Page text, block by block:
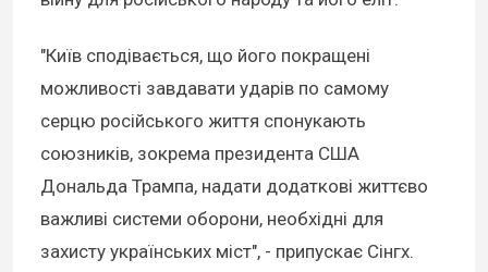
"Київ сподівається, що його покращені
можливості завдавати ударів по самому
серцю російського життя спонукають
союзників, зокрема президента США
Дональда Трампа, надати додаткові життєво
важливі системи оборони, необхідні для
захисту українських міст", - припускає Сінгх.